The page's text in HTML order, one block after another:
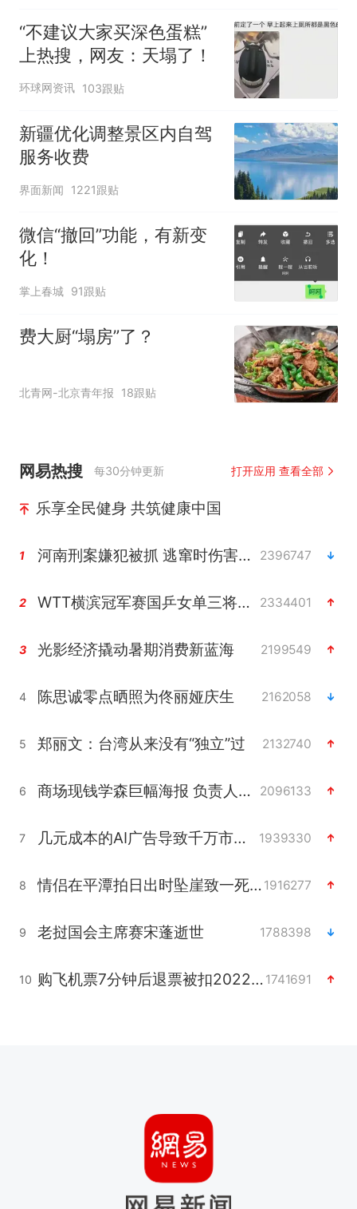
“不建议大家买深色蛋糕”
上热搜，网友：天塌了！
环球网资讯 103跟贴
新疆优化调整景区内自驾
服务收费
界面新闻 1221跟贴
微信“撤回”功能，有新变
化！
掌上春城 91跟贴
费大厨“塌房”了？
北青网-北京青年报 18跟贴
网易热搜 每30分钟更新 打开应用 查看全部
乐享全民健身 共筑健康中国
1 河南刑案嫌犯被抓 逃窜时伤害多人 2396747
2 WTT横滨冠军赛国乒女单三将晋级四强 2334401
3 光影经济撬动暑期消费新蓝海 2199549
4 陈思诚零点晒照为佟丽娅庆生 2162058
5 郑丽文：台湾从来没有“独立”过 2132740
6 商场现钱学森巨幅海报 负责人回应 2096133
7 几元成本的AI广告导致千万市值蒸发 1939330
8 情侣在平潭拍日出时坠崖致一死一伤 1916277
9 老挝国会主席赛宋蓬逝世 1788398
10 购飞机票7分钟后退票被扣2022元 1741691